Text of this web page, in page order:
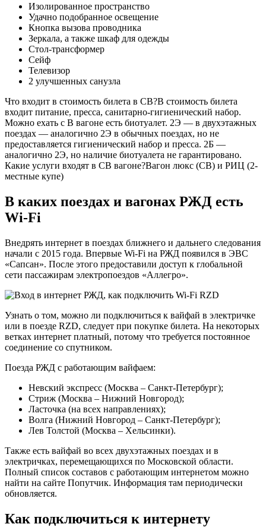
Изолированное пространство
Удачно подобранное освещение
Кнопка вызова проводника
Зеркала, а также шкаф для одежды
Стол-трансформер
Сейф
Телевизор
2 улучшенных санузла
Что входит в стоимость билета в СВ?В стоимость билета
входит питание, пресса, санитарно-гигиенический набор.
Можно ехать с В вагоне есть биотуалет. 2Э — в двухэтажных
поездах — аналогично 2Э в обычных поездах, но не
предоставляется гигиенический набор и пресса. 2Б —
аналогично 2Э, но наличие биотуалета не гарантировано.
Какие услуги входят в СВ вагоне?Вагон люкс (СВ) и РИЦ (2-
местные купе)
В каких поездах и вагонах РЖД есть
Wi-Fi
Внедрять интернет в поездах ближнего и дальнего следования
начали с 2015 года. Впервые Wi-Fi на РЖД появился в ЭВС
«Сапсан». После этого предоставили доступ к глобальной
сети пассажирам электропоездов «Аллегро».
Узнать о том, можно ли подключиться к вайфай в электричке
или в поезде RZD, следует при покупке билета. На некоторых
ветках интернет платный, потому что требуется постоянное
соединение со спутником.
Поезда РЖД с работающим вайфаем:
Невский экспресс (Москва – Санкт-Петербург);
Стриж (Москва – Нижний Новгород);
Ласточка (на всех направлениях);
Волга (Нижний Новгород – Санкт-Петербург);
Лев Толстой (Москва – Хельсинки).
Также есть вайфай во всех двухэтажных поездах и в
электричках, перемещающихся по Московской области.
Полный список составов с работающим интернетом можно
найти на сайте Попутчик. Информация там периодически
обновляется.
Как подключиться к интернету